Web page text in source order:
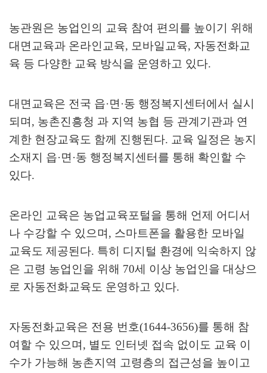
농관원은 농업인의 교육 참여 편의를 높이기 위해
대면교육과 온라인교육, 모바일교육, 자동전화교
육 등 다양한 교육 방식을 운영하고 있다.
대면교육은 전국 읍·면 ·동 행정복지센터에서 실시
되며, 농촌진흥청 과 지역 농협 등 관계기관과 연
계한 현장교육도 함께 진행된다. 교육 일정은 농지
소재지 읍·면 ·동 행정복지센터를 통해 확인할 수
있다.
온라인 교육은 농업교육포털을 통해 언제 어디서
나 수강할 수 있으며, 스마트폰을 활용한 모바일
교육도 제공된다. 특히 디지털 환경에 익숙하지 않
은 고령 농업인을 위해 70세 이상 농업인을 대상으
로 자동전화교육도 운영하고 있다.
자동전화교육은 전용 번호(1644-3656)를 통해 참
여할 수 있으며, 별도 인터넷 접속 없이도 교육 이
수가 가능해 농촌지역 고령층의 접근성을 높이고